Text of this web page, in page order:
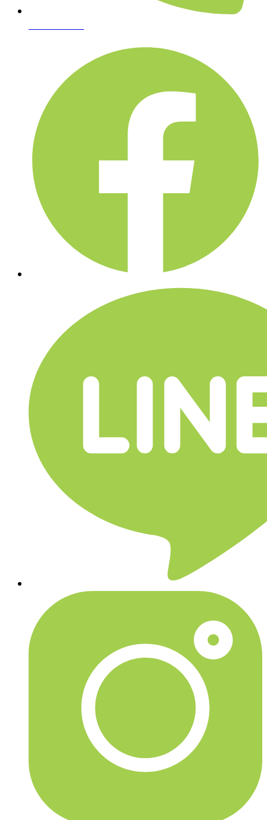
02-361-6612